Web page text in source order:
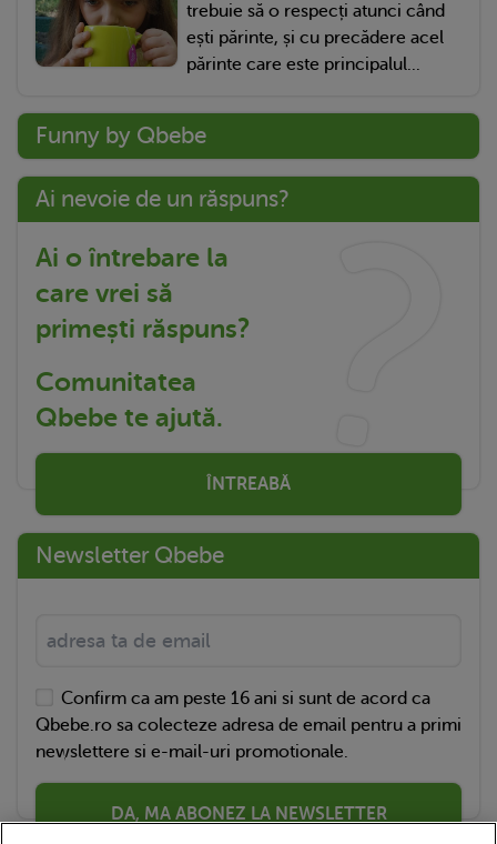
trebuie să o respecți atunci când
ești părinte, și cu precădere acel
părinte care este principalul...
Funny by Qbebe
Ai nevoie de un răspuns?
Ai o întrebare la
care vrei să
primești răspuns?
Comunitatea
Qbebe te ajută.
ÎNTREABĂ
Newsletter Qbebe
Confirm ca am peste 16 ani si sunt de acord ca
Qbebe.ro sa colecteze adresa de email pentru a primi
newslettere si e-mail-uri promotionale.
DA, MA ABONEZ LA NEWSLETTER